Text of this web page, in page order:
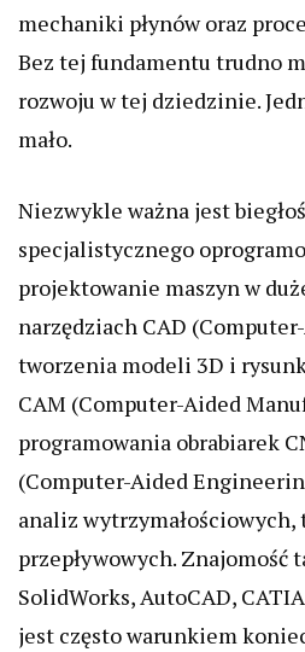
mechaniki płynów oraz
Bez tej fundamentu trudno
rozwoju w tej dziedzinie.
mało.
Niezwykle ważna jest
specjalistycznego
projektowanie maszyn w
narzędziach CAD
tworzenia modeli 3D i
CAM (Computer-Aided
programowania obrabiarek
(Computer-Aided
analiz
przepływowych. Znajomość
SolidWorks, AutoCAD,
jest często warunkiem